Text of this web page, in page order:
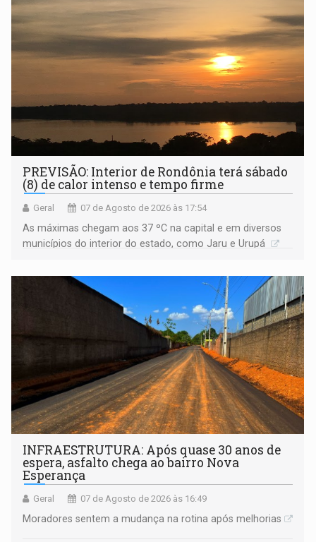
PREVISÃO: Interior de Rondônia terá sábado
(8) de calor intenso e tempo firme
Geral 07 de Agosto de 2026 às 17:54
As máximas chegam aos 37 ºC na capital e em diversos
municípios do interior do estado, como Jaru e Urupá
INFRAESTRUTURA: Após quase 30 anos de
espera, asfalto chega ao bairro Nova
Esperança
Geral 07 de Agosto de 2026 às 16:49
Moradores sentem a mudança na rotina após melhorias